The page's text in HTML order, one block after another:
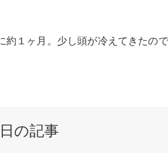
約１ヶ月。少し頭が冷えてきたの
の記事